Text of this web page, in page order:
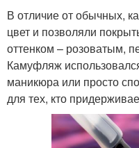
В отличие от обычных,
цвет и позволяли
оттенком – розоватым,
Камуфляж
маникюра или просто
для тех, кто